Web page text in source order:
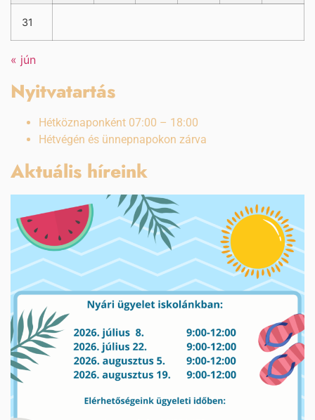
31
« jún
Nyitvatartás
Hétköznaponként 07:00 – 18:00
Hétvégén és ünnepnapokon zárva
Aktuális híreink